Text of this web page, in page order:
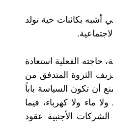
أشبه بكائنات حية تولد
حاجته الفعلية استعادة
الثروة المتدفق من
أن تكون السياسة باباً
ماء ولا كهرباء، فيما
الأجنبية عقود